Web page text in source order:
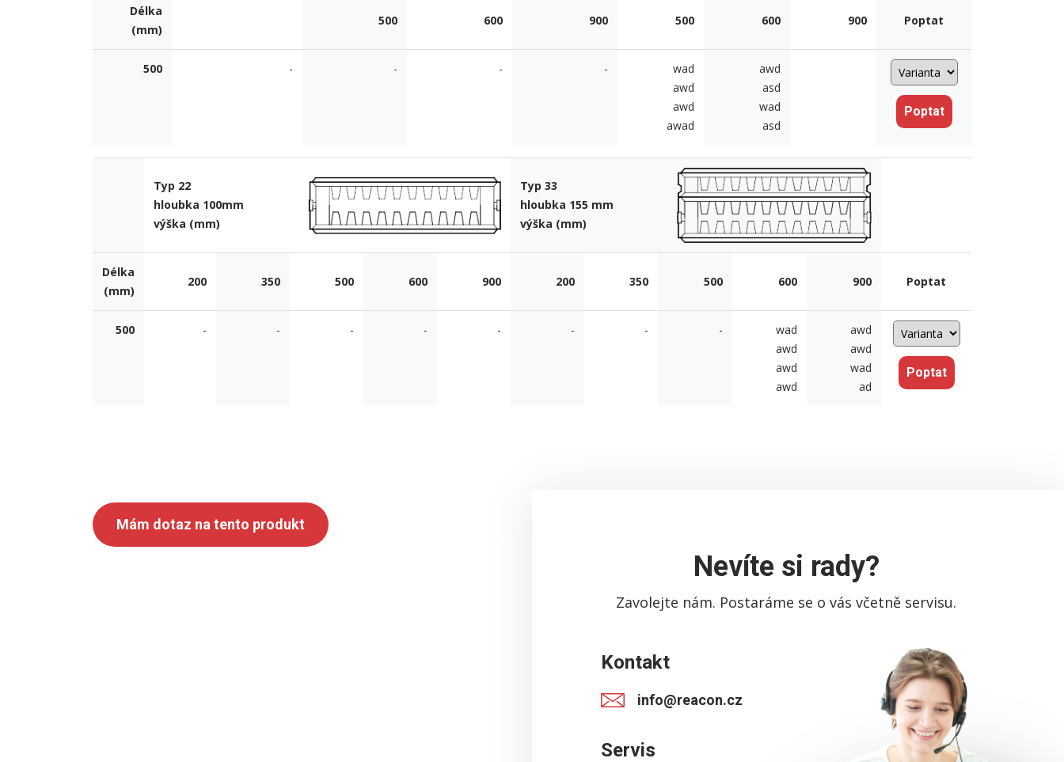
Délka
(mm)
500 600 900 500 600 900 Poptat
500 - - - -
wad
awd
awd
awad
awd
asd
wad
asd
Poptat
Typ 22
hloubka 100mm
výška (mm)
Typ 33
hloubka 155 mm
výška (mm)
Délka
(mm)
200 350 500 600 900 200 350 500 600 900 Poptat
500 - - - - - - - -
wad
awd
awd
awd
awd
awd
wad
ad
Poptat
Mám dotaz na tento produkt
Nevíte si rady?
Zavolejte nám. Postaráme se o vás včetně servisu.
Kontakt
info@reacon.cz
Servis